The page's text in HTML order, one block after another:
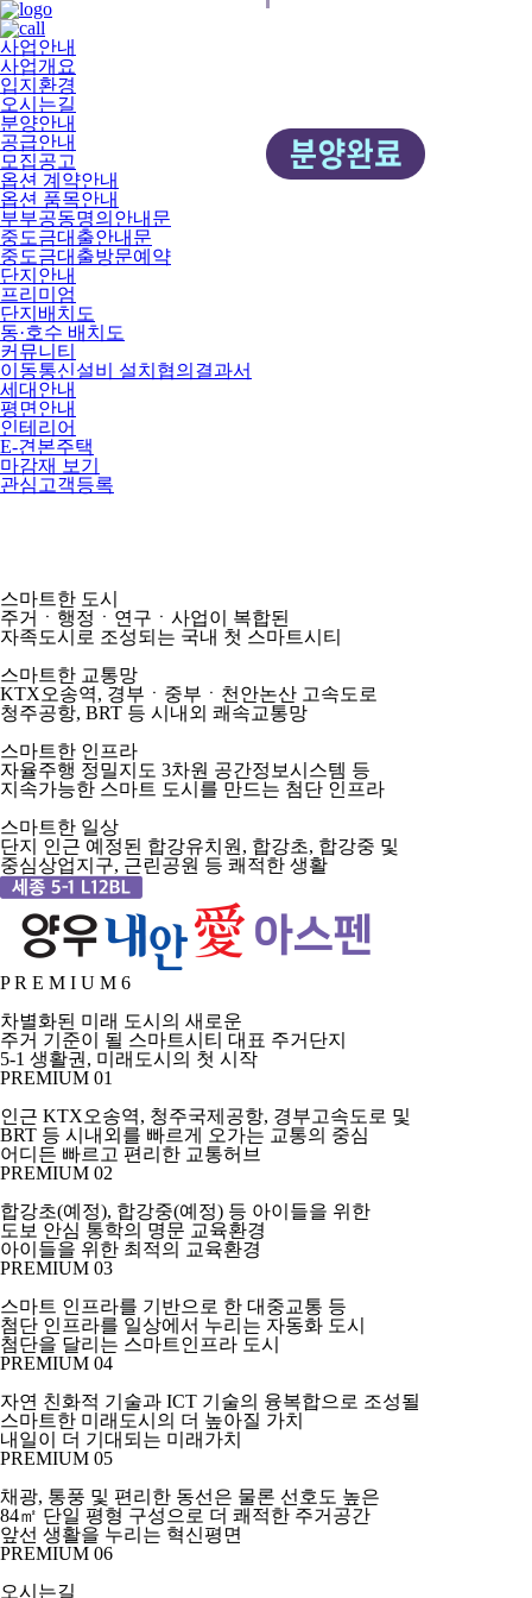
사업안내
사업개요
입지환경
오시는길
분양안내
공급안내
모집공고
옵션 계약안내
옵션 품목안내
부부공동명의안내문
중도금대출안내문
중도금대출방문예약
단지안내
프리미엄
단지배치도
동·호수 배치도
커뮤니티
이동통신설비 설치협의결과서
세대안내
평면안내
인테리어
E-견본주택
마감재 보기
관심고객등록
스마트한 도시
주거ㆍ행정ㆍ연구ㆍ사업이 복합된
자족도시로 조성되는 국내 첫 스마트시티
스마트한 교통망
KTX오송역, 경부ㆍ중부ㆍ천안논산 고속도로
청주공항, BRT 등 시내외 쾌속교통망
스마트한 인프라
자율주행 정밀지도 3차원 공간정보시스템 등
지속가능한 스마트 도시를 만드는 첨단 인프라
스마트한 일상
단지 인근 예정된 합강유치원, 합강초, 합강중 및
중심상업지구, 근린공원 등 쾌적한 생활
P R E M I U M 6
차별화된 미래 도시의 새로운
주거 기준이 될 스마트시티 대표 주거단지
5-1 생활권, 미래도시의 첫 시작
PREMIUM 01
인근 KTX오송역, 청주국제공항, 경부고속도로 및
BRT 등 시내외를 빠르게 오가는 교통의 중심
어디든 빠르고 편리한 교통허브
PREMIUM 02
합강초(예정), 합강중(예정) 등 아이들을 위한
도보 안심 통학의 명문 교육환경
아이들을 위한 최적의 교육환경
PREMIUM 03
스마트 인프라를 기반으로 한 대중교통 등
첨단 인프라를 일상에서 누리는 자동화 도시
첨단을 달리는 스마트인프라 도시
PREMIUM 04
자연 친화적 기술과 ICT 기술의 융복합으로 조성될
스마트한 미래도시의 더 높아질 가치
내일이 더 기대되는 미래가치
PREMIUM 05
채광, 통풍 및 편리한 동선은 물론 선호도 높은
84㎡ 단일 평형 구성으로 더 쾌적한 주거공간
앞선 생활을 누리는 혁신평면
PREMIUM 06
오시는길